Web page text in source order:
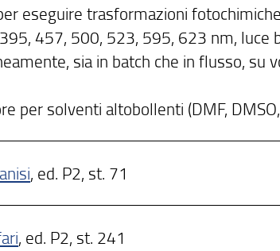
eseguire trasformazioni
457, 500, 523, 595, 623 nm, luce
sia in batch che in flusso, su
per solventi altobollenti (DMF,
, ed. P2, st. 71
, ed. P2, st. 241